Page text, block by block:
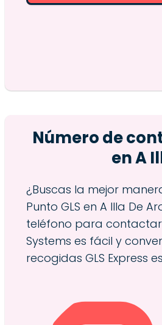
Número de
en A
¿Buscas la mejor
Punto GLS en A Illa De
teléfono para contactar
Systems es fácil y
recogidas GLS Express